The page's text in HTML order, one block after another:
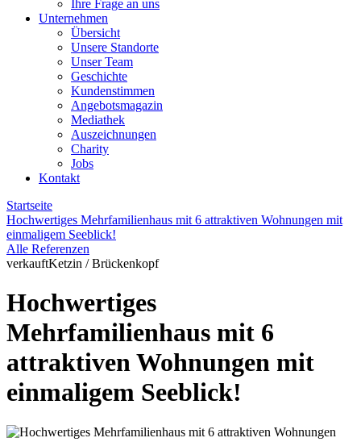
Ihre Frage an uns
Unternehmen
Übersicht
Unsere Standorte
Unser Team
Geschichte
Kundenstimmen
Angebotsmagazin
Mediathek
Auszeichnungen
Charity
Jobs
Kontakt
Startseite
Hochwertiges Mehrfamilienhaus mit 6 attraktiven Wohnungen mit
einmaligem Seeblick!
Alle Referenzen
verkauftKetzin / Brückenkopf
Hochwertiges
Mehrfamilienhaus mit 6
attraktiven Wohnungen mit
einmaligem Seeblick!